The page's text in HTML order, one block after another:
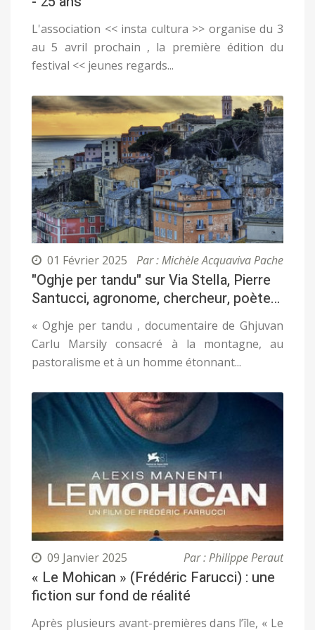
L'association << insta cultura >> organise du 3
au 5 avril prochain , la première édition du
festival << jeunes regards...
01 Février 2025 Par : Michèle Acquaviva Pache
"Oghje per tandu" sur Via Stella, Pierre
Santucci, agronome, chercheur, poète…
« Oghje per tandu , documentaire de Ghjuvan
Carlu Marsily consacré à la montagne, au
pastoralisme et à un homme étonnant...
09 Janvier 2025 Par : Philippe Peraut
« Le Mohican » (Frédéric Farucci) : une
fiction sur fond de réalité
Après plusieurs avant-premières dans l’île, « Le